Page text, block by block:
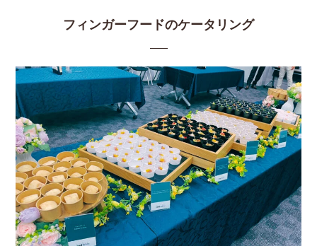
フィンガーフードのケータリング